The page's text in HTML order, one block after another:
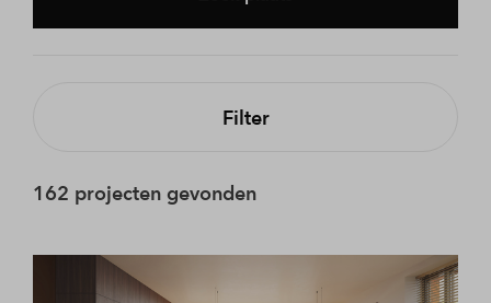
Filter
162 projecten gevonden